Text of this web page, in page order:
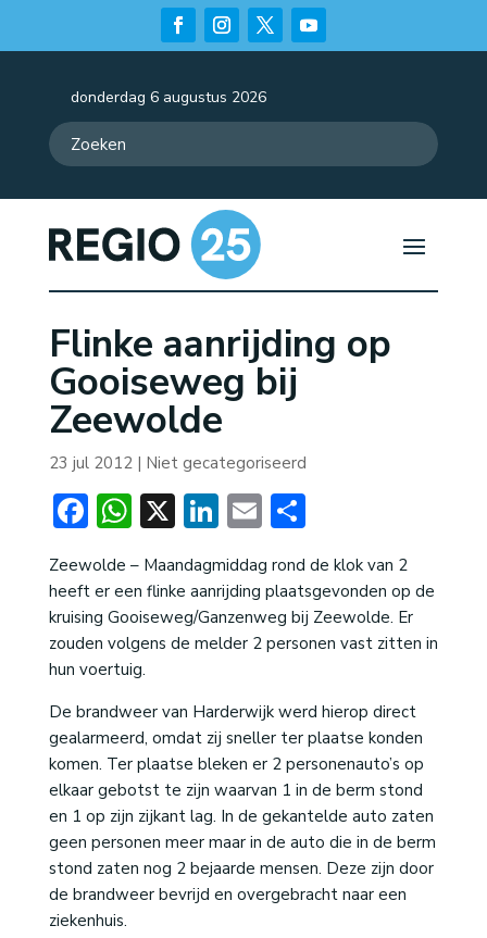
donderdag 6 augustus 2026
Flinke aanrijding op
Gooiseweg bij
Zeewolde
23 jul 2012| Niet gecategoriseerd
Facebook
WhatsApp
X LinkedIn
EmailDelen
Zeewolde – Maandagmiddag rond de klok van 2
heeft er een flinke aanrijding plaatsgevonden op de
kruising Gooiseweg/Ganzenweg bij Zeewolde. Er
zouden volgens de melder 2 personen vast zitten in
hun voertuig.
De brandweer van Harderwijk werd hierop direct
gealarmeerd, omdat zij sneller ter plaatse konden
komen. Ter plaatse bleken er 2 personenauto’s op
elkaar gebotst te zijn waarvan 1 in de berm stond
en 1 op zijn zijkant lag. In de gekantelde auto zaten
geen personen meer maar in de auto die in de berm
stond zaten nog 2 bejaarde mensen. Deze zijn door
de brandweer bevrijd en overgebracht naar een
ziekenhuis.